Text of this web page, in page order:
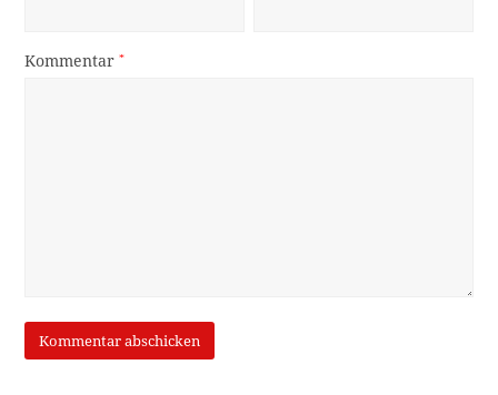
Kommentar*